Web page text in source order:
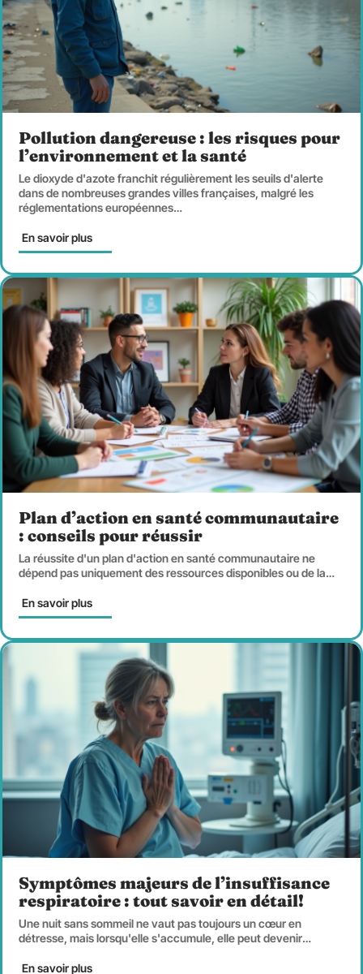
Pollution dangereuse : les risques pour
l’environnement et la santé
Le dioxyde d'azote franchit régulièrement les seuils d'alerte
dans de nombreuses grandes villes françaises, malgré les
réglementations européennes…
En savoir plus
Plan d’action en santé communautaire
: conseils pour réussir
La réussite d'un plan d'action en santé communautaire ne
dépend pas uniquement des ressources disponibles ou de la…
En savoir plus
Symptômes majeurs de l’insuffisance
respiratoire : tout savoir en détail!
Une nuit sans sommeil ne vaut pas toujours un cœur en
détresse, mais lorsqu'elle s'accumule, elle peut devenir…
En savoir plus